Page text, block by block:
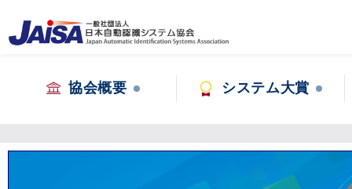
協会概要 システム大賞